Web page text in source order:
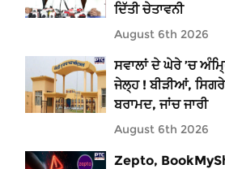
ਦਿੱਤੀ ਚੇਤਾਵਨੀ
August 6th 2026
ਸਵਾਲਾਂ ਦੇ ਘੇਰੇ ’ਚ
ਜੇਲ੍ਹ ! ਬੀੜੀਆਂ,
ਬਰਾਮਦ, ਜਾਂਚ ਜਾਰੀ
August 6th 2026
Zepto,